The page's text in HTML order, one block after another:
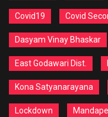
Covid19 Covid
Dasyam Vinay Bhaskar
East Godawari Dist.
Kona Satyanarayana
Lockdown